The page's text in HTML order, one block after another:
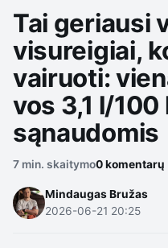
Tai geriausi
visureigiai,
vairuoti:
vos 3,1 l/100
sąnaudomis
7 min. skaitymo0 komentarų
Mindaugas Bružas
2026-06-21 20:25